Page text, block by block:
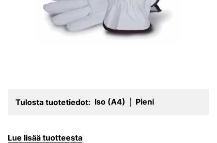
Tulosta tuotetiedot: Iso (A4) Pieni
Lue lisää tuotteesta